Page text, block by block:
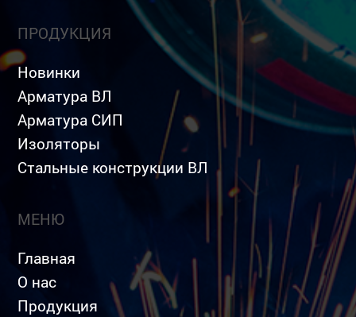
ПРОДУКЦИЯ
Новинки
Арматура ВЛ
Арматура СИП
Изоляторы
Стальные конструкции ВЛ
МЕНЮ
Главная
О нас
Продукция